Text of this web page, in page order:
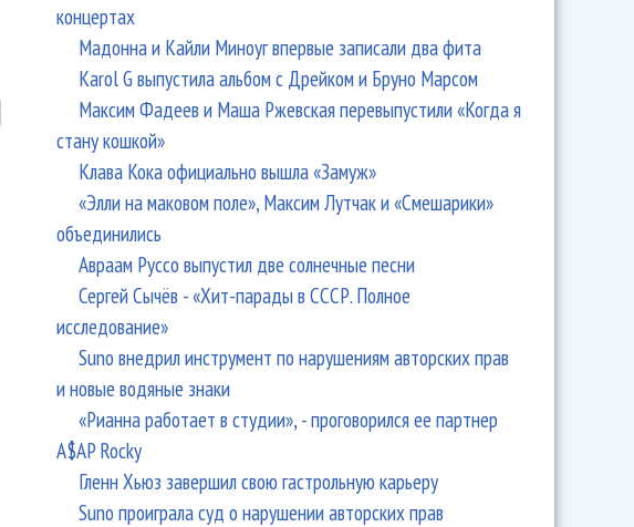
концертах
Мадонна и Кайли Миноуг впервые записали два фита
Karol G выпустила альбом с Дрейком и Бруно Марсом
Максим Фадеев и Маша Ржевская перевыпустили «Когда я
стану кошкой»
Клава Кока официально вышла «Замуж»
«Элли на маковом поле», Максим Лутчак и «Смешарики»
объединились
Авраам Руссо выпустил две солнечные песни
Сергей Сычёв - «Хит-парады в СССР. Полное
исследование»
Suno внедрил инструмент по нарушениям авторских прав
и новые водяные знаки
«Рианна работает в студии», - проговорился ее партнер
A$AP Rocky
Гленн Хьюз завершил свою гастрольную карьеру
Suno проиграла суд о нарушении авторских прав